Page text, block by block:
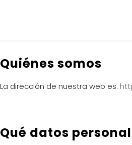
Quiénes somos
La dirección de nuestra web es:
Qué datos